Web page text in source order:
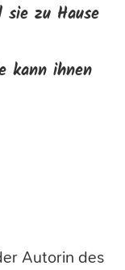
zu Hause
kann ihnen
Autorin des